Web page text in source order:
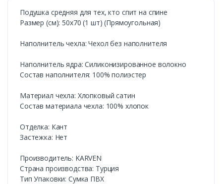
Подушка средняя для тех, кто спит на спине
Размер (см): 50х70 (1 шт) (Прямоугольная)
Наполнитель чехла: Чехол без наполнителя
Наполнитель ядра: Силиконизированное волокно
Состав наполнителя: 100% полиэстер
Материал чехла: Хлопковый сатин
Состав материала чехла: 100% хлопок
Отделка: Кант
Застежка: Нет
Производитель: KARVEN
Cтрана производства: Турция
Тип Упаковки: Сумка ПВХ